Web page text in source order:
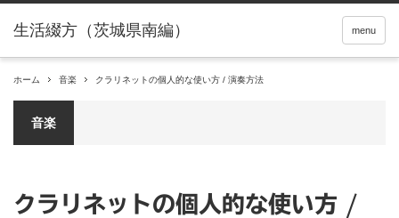
menu
ホーム 音楽 クラリネットの個人的な使い方 / 演奏方法
音楽
クラリネットの個人的な使い方 /